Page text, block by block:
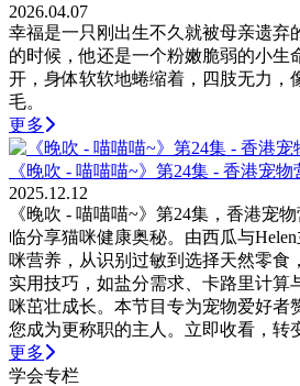
2026.04.07
幸福是一只刚出生不久就被母亲遗弃
的时候，他还是一个粉嫩脆弱的小
开，身体软软地蜷缩着，四肢无力，
毛。
更多
《晚吹 - 喵喵喵~》第24集 - 香港宠
2025.12.12
《晚吹 - 喵喵喵~》第24集，香港宠
临分享猫咪健康奥秘。由西瓜与
咪营养，从识别过敏到选择天然零食
实用技巧，如盐分需求、卡路里计算
咪茁壮成长。本节目专为宠物爱好者
您成为更称职的主人。立即收看，转
更多
学会专栏